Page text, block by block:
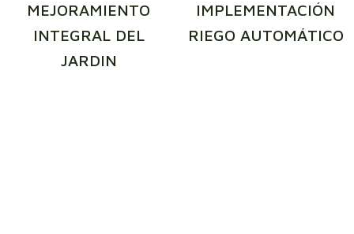
MEJORAMIENTO
INTEGRAL DEL
JARDIN
IMPLEMENTACIÓN
RIEGO AUTOMÁTICO